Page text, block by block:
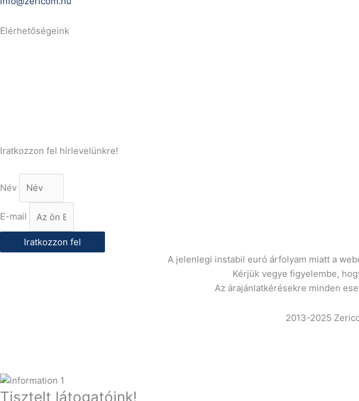
Elérhetőségeink
Iratkozzon fel hírlevelünkre!
Név
E-mail
Iratkozzon fel
A jelenlegi instabil euró árfolyam miatt a
Kérjük vegye figyelembe,
Az árajánlatkérésekre minden
2013-2025
Tisztelt látogatóink!